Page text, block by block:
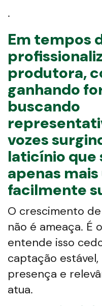
.
Em tempos
produtora,
ganhando
buscando
vozes
laticínio que
apenas
facilmente
O crescimento
não é ameaça. É
entende isso
captação
presença e
atua.